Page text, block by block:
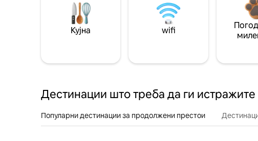
Кујна wifi
Дестинации што треба да ги истражите
Популарни дестинации за продолжени престои